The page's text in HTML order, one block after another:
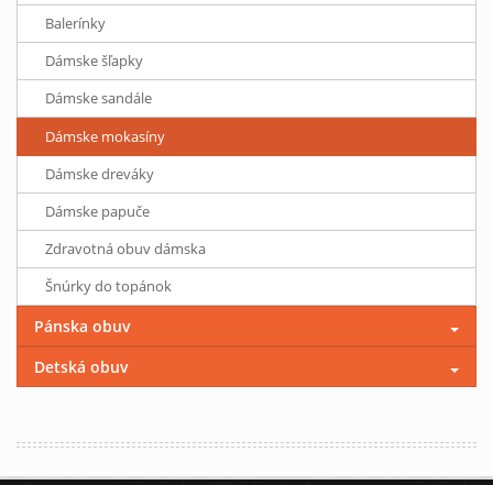
Balerínky
Dámske šľapky
Dámske sandále
Dámske mokasíny
Dámske dreváky
Dámske papuče
Zdravotná obuv dámska
Šnúrky do topánok
Pánska obuv
Detská obuv